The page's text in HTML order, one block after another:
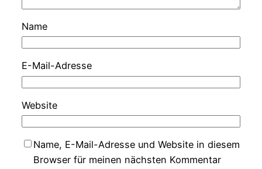
Name
E-Mail-Adresse
Website
Name, E-Mail-Adresse und Website in diesem
Browser für meinen nächsten Kommentar